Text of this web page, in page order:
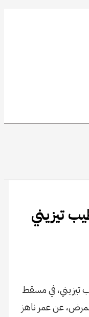
تيزيني
تيزيني، في مسقط
عن عمر ناهز